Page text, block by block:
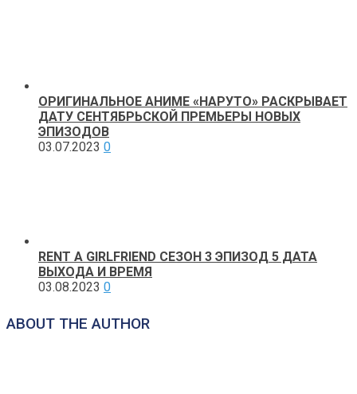
ОРИГИНАЛЬНОЕ АНИМЕ «НАРУТО» РАСКРЫВАЕТ
ДАТУ СЕНТЯБРЬСКОЙ ПРЕМЬЕРЫ НОВЫХ
ЭПИЗОДОВ
03.07.2023 0
RENT A GIRLFRIEND СЕЗОН 3 ЭПИЗОД 5 ДАТА
ВЫХОДА И ВРЕМЯ
03.08.2023 0
ABOUT THE AUTHOR